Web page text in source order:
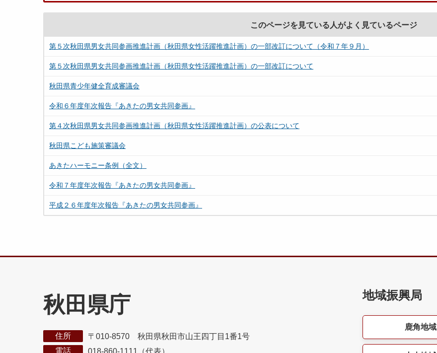
このページを見ている人がよく見ているページ
第５次秋田県男女共同参画推進計画（秋田県女性活躍推進計画）の一部改訂について（令和７年９月）
第５次秋田県男女共同参画推進計画（秋田県女性活躍推進計画）の一部改訂について
秋田県青少年健全育成審議会
令和６年度年次報告『あきたの男女共同参画』
第４次秋田県男女共同参画推進計画（秋田県女性活躍推進計画）の公表について
秋田県こども施策審議会
あきたハーモニー条例（全文）
令和７年度年次報告『あきたの男女共同参画』
平成２６年度年次報告『あきたの男女共同参画』
秋田県庁
住所
〒010-8570 秋田県秋田市山王四丁目1番1号
電話
018-860-1111（代表）
地域振興局
鹿角地域